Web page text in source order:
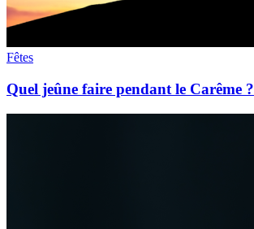
Fêtes
Quel jeûne faire pendant le Carême ?